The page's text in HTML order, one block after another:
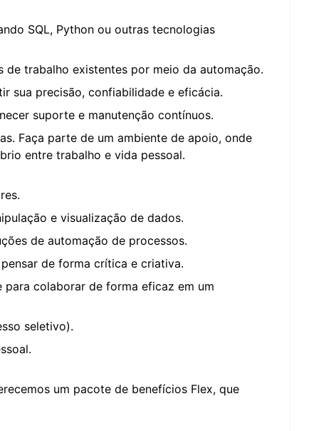
SQL, Python ou outras tecnologias
trabalho existentes por meio da automação.
sua precisão, confiabilidade e eficácia.
suporte e manutenção contínuos.
Faça parte de um ambiente de apoio, onde
entre trabalho e vida pessoal.
e visualização de dados.
de automação de processos.
de forma crítica e criativa.
colaborar de forma eficaz em um
seletivo).
um pacote de benefícios Flex, que